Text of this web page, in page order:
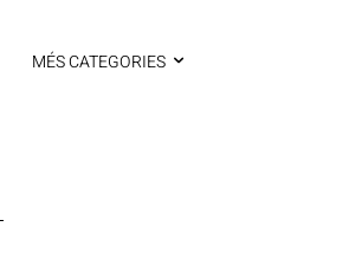
MÉS CATEGORIES